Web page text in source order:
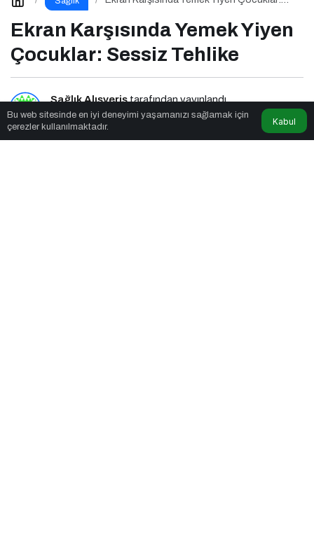
Ekran Karşısında Yemek Yiyen
Çocuklar: Sessiz Tehlike
Sağlık Alışveriştarafından yayınlandı
8dk, 51sn
Bu web sitesinde en iyi deneyimi yaşamanızı sağlamak için
çerezler kullanılmaktadır.
Kabul